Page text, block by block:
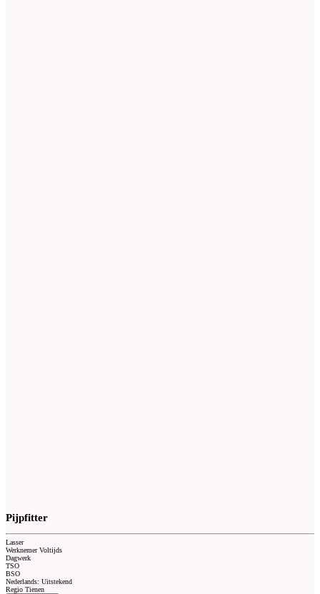
Pijpfitter
Lasser
Werknemer Voltijds
Dagwerk
TSO
BSO
Nederlands: Uitstekend
Regio Tienen